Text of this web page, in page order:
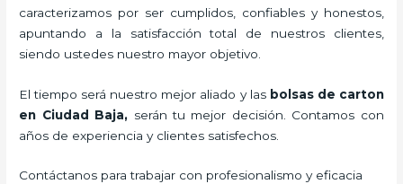
caracterizamos por ser cumplidos, confiables y honestos,
apuntando a la satisfacción total de nuestros clientes,
siendo ustedes nuestro mayor objetivo.
El tiempo será nuestro mejor aliado y las bolsas de carton
en Ciudad Baja, serán tu mejor decisión. Contamos con
años de experiencia y clientes satisfechos.
Contáctanos para trabajar con profesionalismo y eficacia